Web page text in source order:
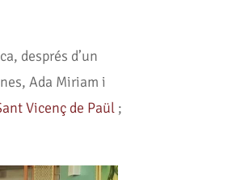
després d’un
Ada Miriam i
Vicenç de Paül ;